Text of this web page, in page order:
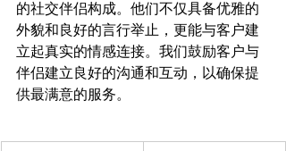
的社交伴侣构成。他们不仅具备优雅的
外貌和良好的言行举止，更能与客户建
立起真实的情感连接。我们鼓励客户与
伴侣建立良好的沟通和互动，以确保提